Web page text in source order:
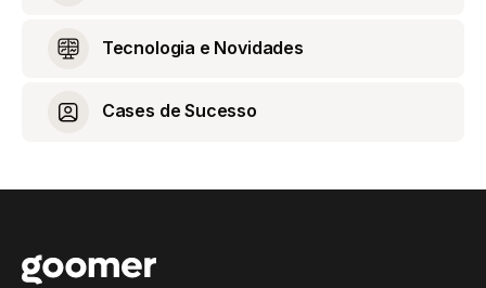
Tecnologia e Novidades
Cases de Sucesso